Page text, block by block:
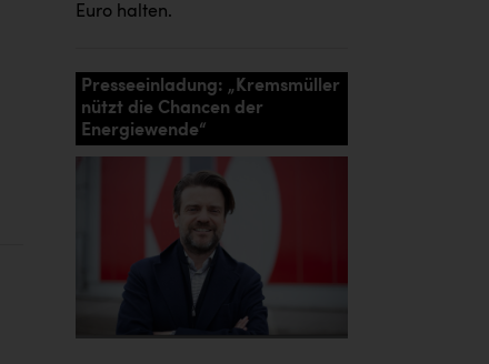
Euro halten.
Presseeinladung: „Kremsmüller
nützt die Chancen der
Energiewende“